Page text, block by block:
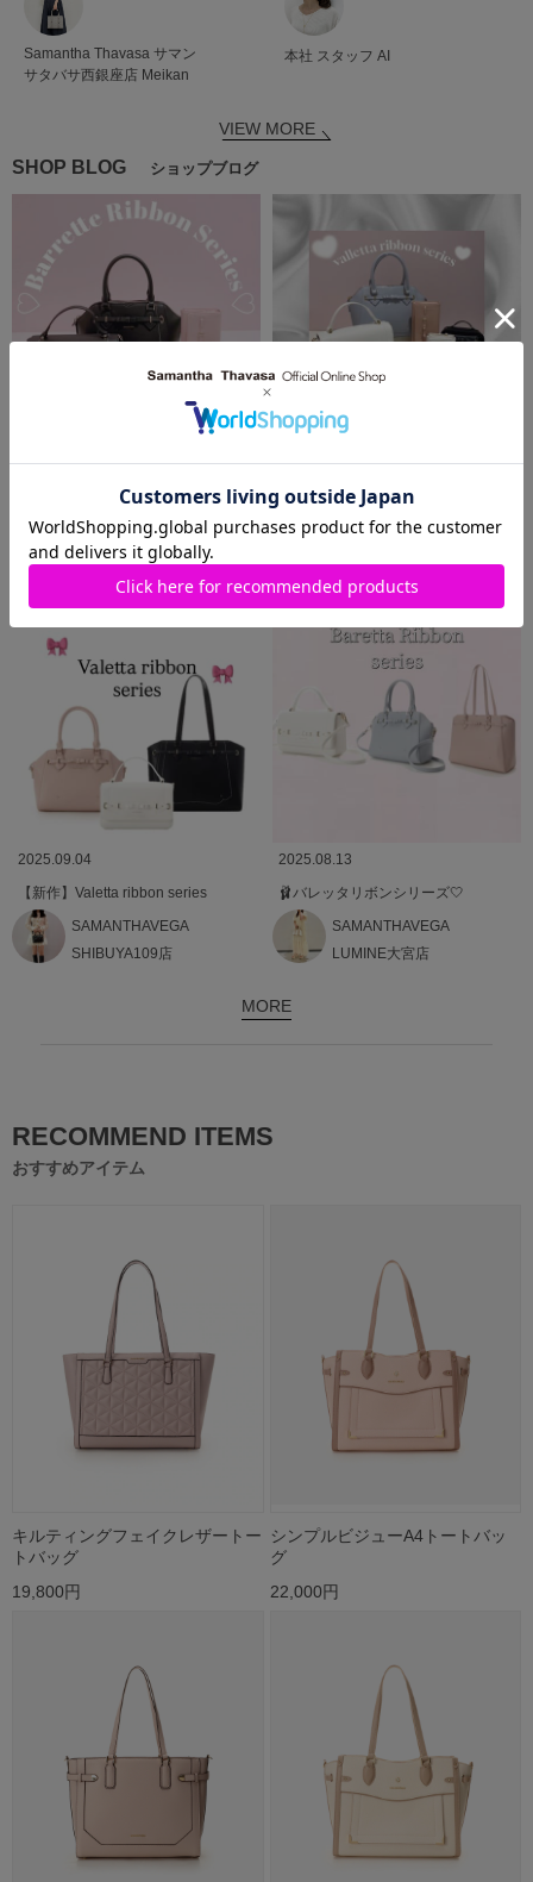
Samantha Thavasa サマン
サタバサ西銀座店 Meikan
本社 スタッフ AI
VIEW MORE
SHOP BLOG ショップブログ
♡バレッタリボンシリーズ♡
SAMANTHAVEGA
近鉄パッセ店
♡バレッタリボンシリーズ♡
SAMANTHAVEGA
2025.09.04
【新作】Valetta ribbon series
SAMANTHAVEGA
SHIBUYA109店
2025.08.13
🩰バレッタリボンシリーズ🤍
SAMANTHAVEGA
LUMINE大宮店
MORE
RECOMMEND ITEMS
おすすめアイテム
キルティングフェイクレザートー
トバッグ
19,800円
シンプルビジューA4トートバッ
グ
22,000円